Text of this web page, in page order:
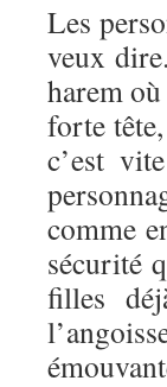
Les
veux
harem
forte
c’est
comme
sécurité
filles